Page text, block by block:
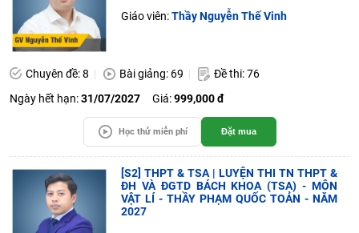
Giáo viên:Thầy Nguyễn Thế Vinh
Chuyên đề: 8 Bài giảng: 69
Đề thi: 76
Ngày hết hạn:31/07/2027 Giá:999,000 đ
Học thử miễn phí Đặt mua
[S2] THPT & TSA | LUYỆN THI TN THPT &
ĐH VÀ ĐGTD BÁCH KHOA (TSA) - MÔN
VẬT LÍ - THẦY PHẠM QUỐC TOẢN - NĂM
2027